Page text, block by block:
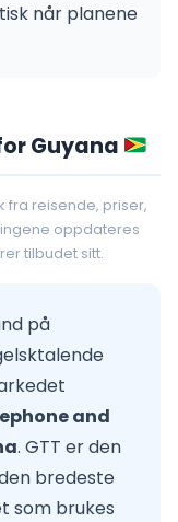
når planene
Guyana
fra reisende, priser,
oppdateres
tilbudet sitt.
på
and
. GTT er den
bredeste
som brukes